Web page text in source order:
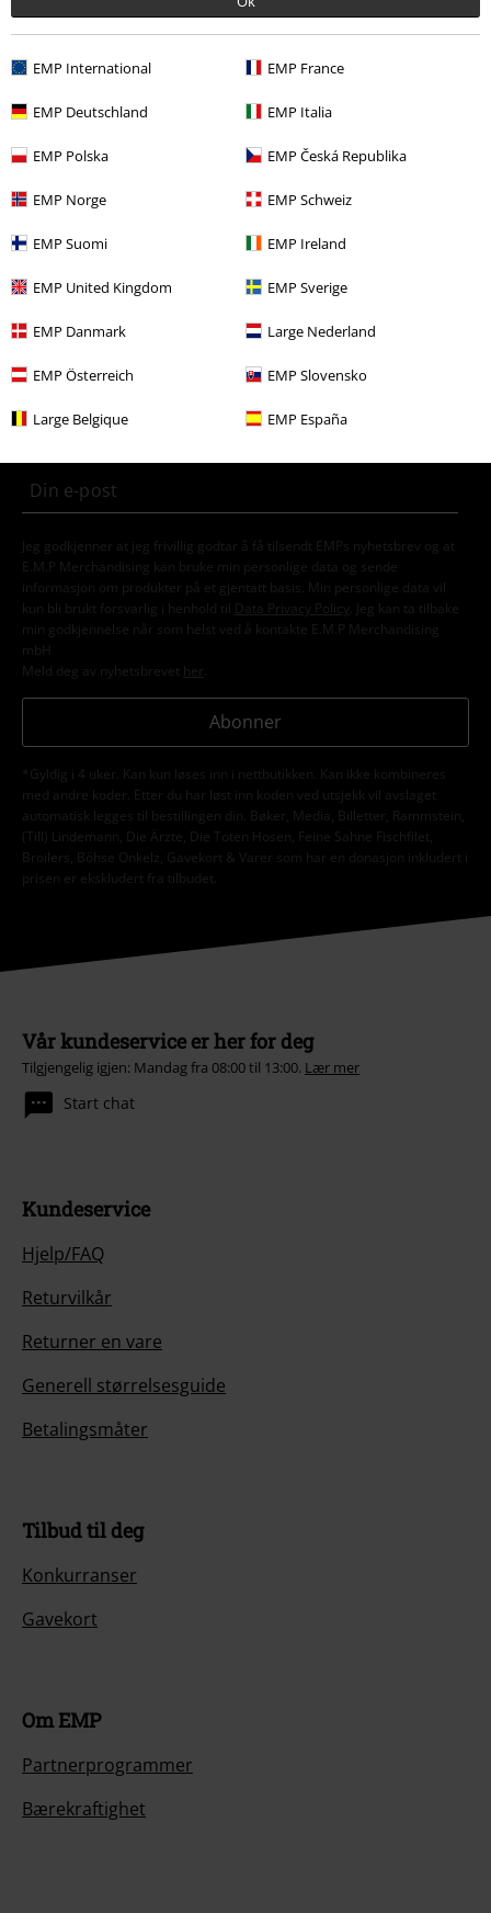
EMP International EMP France
EMP Deutschland EMP Italia
EMP Polska EMP Česká Republika
EMP Norge EMP Schweiz
EMP Suomi EMP Ireland
EMP United Kingdom EMP Sverige
EMP Danmark Large Nederland
EMP Österreich EMP Slovensko
Large Belgique EMP España
Fortell oss hva du synes om "Demon Slayer: Kimetsu no
Yaiba".
Nyhetsbrev
Mer
Jeg godkjenner at jeg frivillig godtar å få tilsendt EMPs nyhetsbrev og at
E.M.P Merchandising kan bruke min personlige data og sende
informasjon om produkter på et gjentatt basis. Min personlige data vil
kun bli brukt forsvarlig i henhold til
Data Privacy Policy
. Jeg kan ta tilbake
min godkjennelse når som helst ved å kontakte E.M.P Merchandising
mbH
Meld deg av nyhetsbrevet her
Abonner
*Gyldig i 4 uker. Kan kun løses inn i nettbutikken. Kan ikke kombineres
med andre koder. Etter du har løst inn koden ved utsjekk vil avslaget
automatisk legges til bestillingen din. Bøker, Media, Billetter, Rammstein,
(Till) Lindemann, Die Ärzte, Die Toten Hosen, Feine Sahne Fischfilet,
Broilers, Böhse Onkelz, Gavekort & Varer som har en donasjon inkludert i
prisen er ekskludert fra tilbudet.
Vår kundeservice er her for deg
Tilgjengelig igjen: Mandag fra 08:00 til 13:00. Lær mer
Start chat
Kundeservice
Hjelp/FAQ
Returvilkår
Returner en vare
Generell størrelsesguide
Betalingsmåter
Tilbud til deg
Konkurranser
Gavekort
Om EMP
Partnerprogrammer
Bærekraftighet